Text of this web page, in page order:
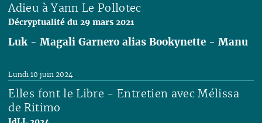
Adieu à Yann Le Pollotec
Décryptualité du 29 mars 2021
Luk-Magali Garnero alias Bookynette -Manu
Lire
Elles font le Libre - Entretien avec Mélissa
de Ritimo
Lundi 10 juin 2024